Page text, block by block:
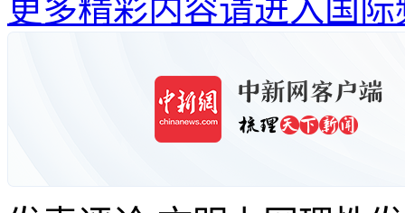
更多精彩内容请进入国际